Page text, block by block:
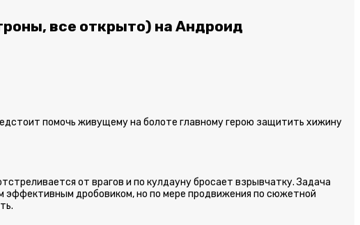
все открыто) на Андроид
помочь живущему на болоте главному герою защитить хижину
от врагов и по кулдауну бросает взрывчатку. Задача
эффективным дробовиком, но по мере продвижения по сюжетной